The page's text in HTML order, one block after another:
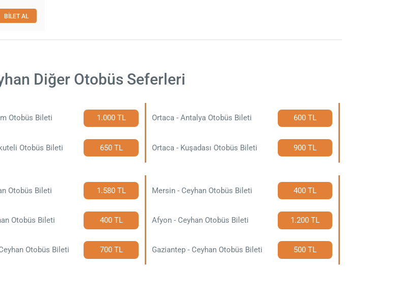
BİLET AL
Diğer Otobüs Seferleri
Otobüs Bileti 1.000 TL Ortaca - Antalya Otobüs Bileti 600 TL
Otobüs Bileti 650 TL Ortaca - Kuşadası Otobüs Bileti 900 TL
Otobüs Bileti 1.580 TL Mersin - Ceyhan Otobüs Bileti 400 TL
Otobüs Bileti 400 TL Afyon - Ceyhan Otobüs Bileti 1.200 TL
Otobüs Bileti 700 TL Gaziantep - Ceyhan Otobüs Bileti 500 TL